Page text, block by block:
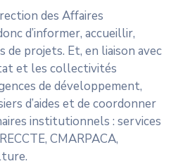
des Affaires
d’informer, accueillir,
projets. Et, en liaison avec
et les collectivités
de développement,
d’aides et de coordonner
institutionnels : services
CMARPACA,